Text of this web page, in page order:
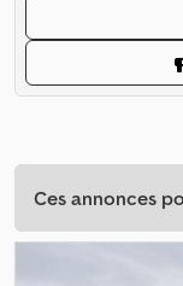
Ces annonces